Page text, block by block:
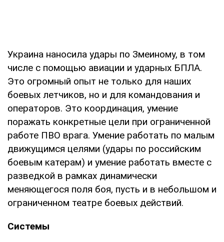
Украина наносила удары по Змеиному, в том
числе с помощью авиации и ударных БПЛА.
Это огромный опыт не только для наших
боевых летчиков, но и для командования и
операторов. Это координация, умение
поражать конкретные цели при ограниченной
работе ПВО врага. Умение работать по малым
движущимся целями (удары по российским
боевым катерам) и умение работать вместе с
разведкой в рамках динамически
меняющегося поля боя, пусть и в небольшом и
ограниченном театре боевых действий.
Системы